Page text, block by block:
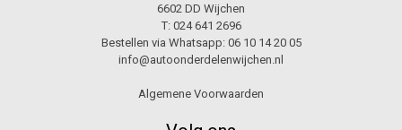
6602 DD Wijchen
T: 024 641 2696
Bestellen via Whatsapp: 06 10 14 20 05
info@autoonderdelenwijchen.nl
Algemene Voorwaarden